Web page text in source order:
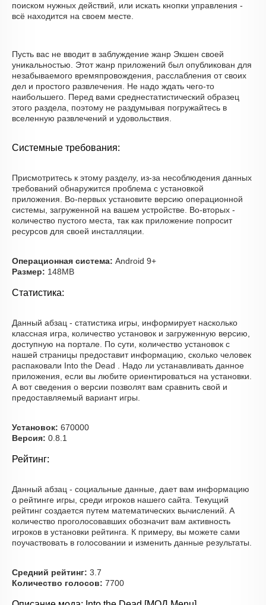
поиском нужных действий, или искать кнопки управления -
всё находится на своем месте.
Пусть вас не вводит в заблуждение жанр Экшен своей
уникальностью. Этот жанр приложений был опубликован для
незабываемого времяпровождения, расслабления от своих
дел и простого развлечения. Не надо ждать чего-то
наибольшего. Перед вами среднестатистический образец
этого раздела, поэтому не раздумывая погружайтесь в
вселенную развлечений и удовольствия.
Системные требования:
Присмотритесь к этому разделу, из-за несоблюдения данных
требований обнаружится проблема с установкой
приложения. Во-первых установите версию операционной
системы, загруженной на вашем устройстве. Во-вторых -
количество пустого места, так как приложение попросит
ресурсов для своей инсталляции.
Операционная система: Android 9+
Размер: 148MB
Статистика:
Данный абзац - статистика игры, информирует насколько
классная игра, количество установок и загруженную версию,
доступную на портале. По сути, количество установок с
нашей страницы предоставит информацию, сколько человек
распаковали Into the Dead . Надо ли устанавливать данное
приложения, если вы любите ориентироваться на установки.
А вот сведения о версии позволят вам сравнить свой и
предоставляемый вариант игры.
Установок: 670000
Версия: 0.8.1
Рейтинг:
Данный абзац - социальные данные, дает вам информацию
о рейтинге игры, среди игроков нашего сайта. Текущий
рейтинг создается путем математических вычислений. А
количество проголосовавших обозначит вам активность
игроков в установки рейтинга. К примеру, вы можете сами
поучаствовать в голосовании и изменить данные результаты.
Средний рейтинг: 3.7
Количество голосов: 7700